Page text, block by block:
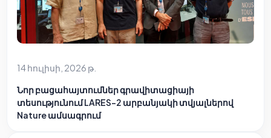
14 հուլիսի, 2026 թ.
Նոր բացահայտումներ գրավիտացիայի
տեսությունում LARES-2 արբանյակի տվյալներով
Nature ամսագրում